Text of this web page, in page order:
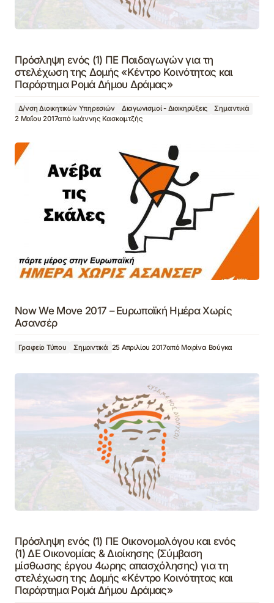
Πρόσληψη ενός (1) ΠΕ Παιδαγωγών για τη
στελέχωση της Δομής «Κέντρο Κοινότητας και
Παράρτημα Ρομά Δήμου Δράμας»
Δ/νση Διοικητικών Υπηρεσιών Διαγωνισμοί - Διακηρύξεις
Σημαντικά
2 Μαΐου 2017από Ιωάννης Κασκαμτζής
Now We Move 2017 – Ευρωπαϊκή Ημέρα Χωρίς
Ασανσέρ
Γραφείο Τύπου Σημαντικά 25 Απριλίου 2017από Μαρίνα Βούγκα
Πρόσληψη ενός (1) ΠΕ Οικονομολόγου και ενός
(1) ΔΕ Οικονομίας & Διοίκησης (Σύμβαση
μίσθωσης έργου 4ωρης απασχόλησης) για τη
στελέχωση της Δομής «Κέντρο Κοινότητας και
Παράρτημα Ρομά Δήμου Δράμας»